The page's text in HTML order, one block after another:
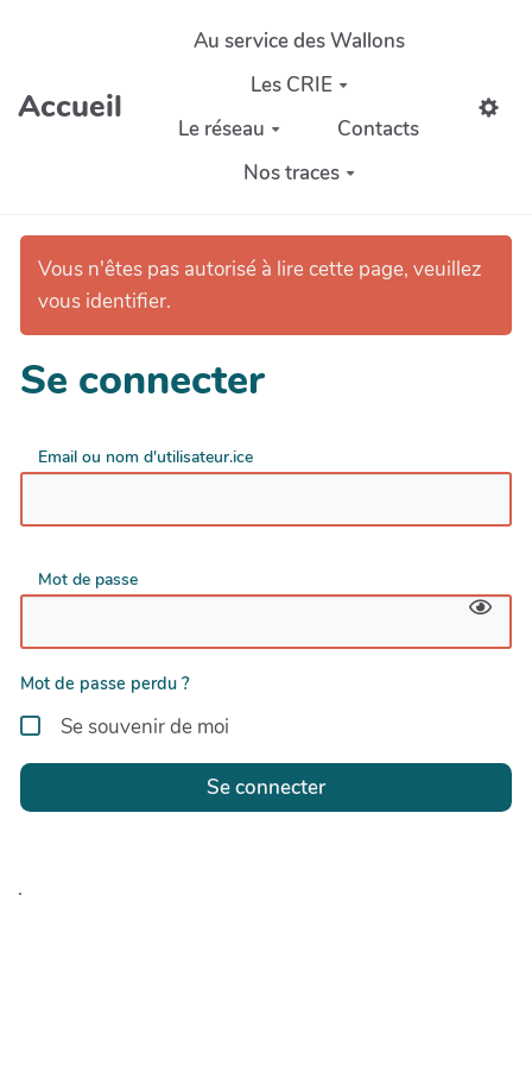
Aller au contenu principal
Accueil
Au service des Wallons
Les CRIE
Le réseau
Contacts
Nos traces
Vous n'êtes pas autorisé à lire cette page, veuillez
vous identifier.
Se connecter
Email ou nom d'utilisateur.ice
Mot de passe
Mot de passe perdu ?
Se souvenir de moi
Se connecter
.